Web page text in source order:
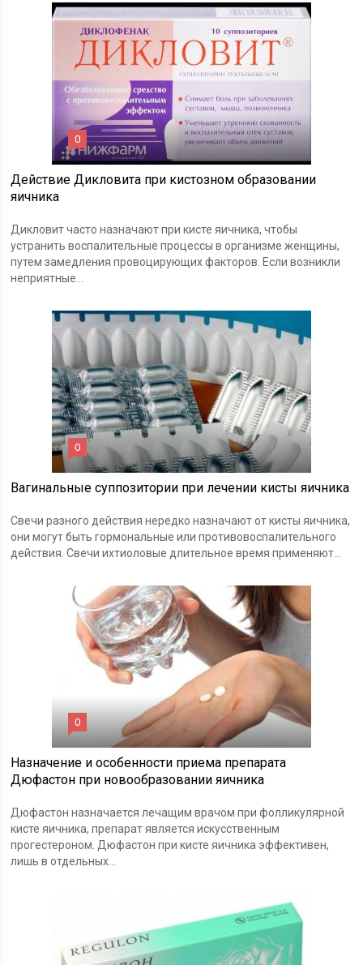
0
Действие Дикловита при кистозном образовании
яичника
Дикловит часто назначают при кисте яичника, чтобы
устранить воспалительные процессы в организме женщины,
путем замедления провоцирующих факторов. Если возникли
неприятные...
0
Вагинальные суппозитории при лечении кисты яичника
Свечи разного действия нередко назначают от кисты яичника,
они могут быть гормональные или противовоспалительного
действия. Свечи ихтиоловые длительное время применяют...
0
Назначение и особенности приема препарата
Дюфастон при новообразовании яичника
Дюфастон назначается лечащим врачом при фолликулярной
кисте яичника, препарат является искусственным
прогестероном. Дюфастон при кисте яичника эффективен,
лишь в отдельных...